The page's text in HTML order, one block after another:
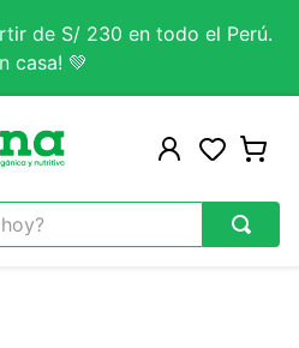
de S/ 230 en todo el Perú.
casa! 💚